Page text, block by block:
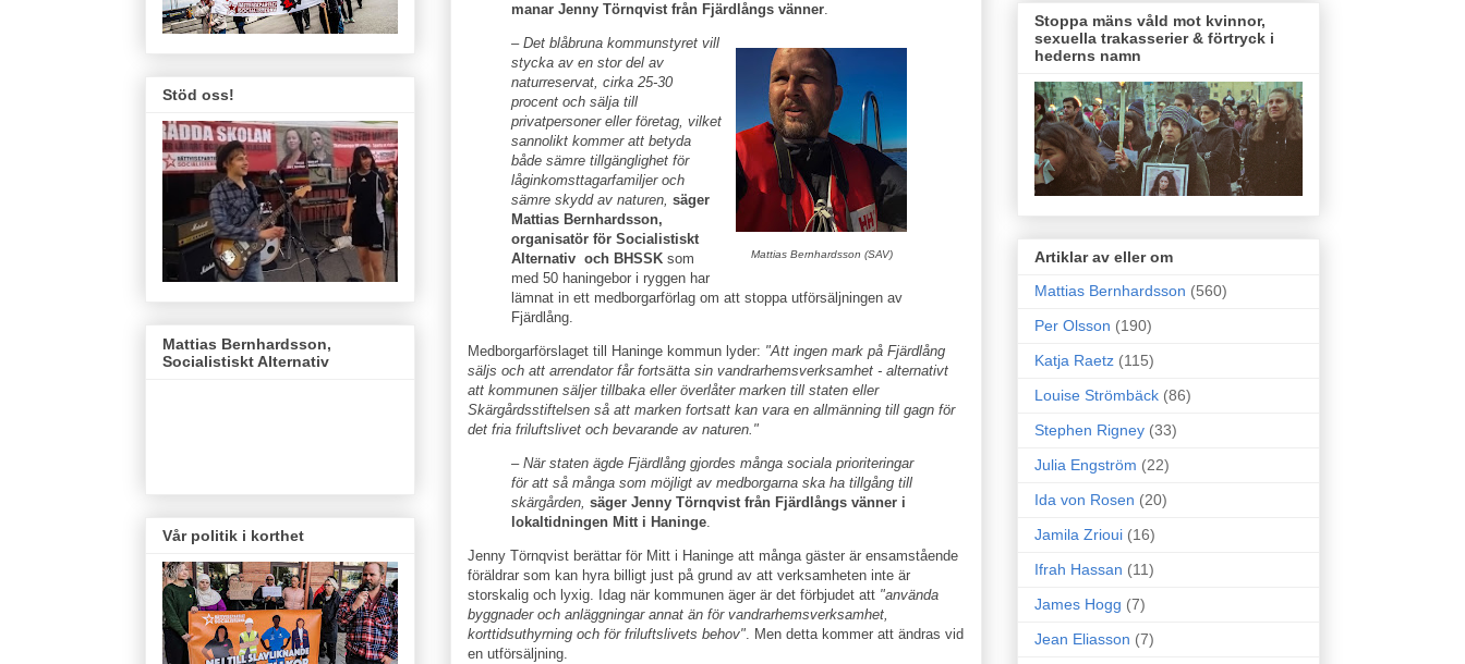
manar Jenny Törnqvist från Fjärdlångs vänner.
Mattias Bernhardsson (SAV)
– Det blåbruna kommunstyret vill
stycka av en stor del av
naturreservat, cirka 25-30
procent och sälja till
privatpersoner eller företag, vilket
sannolikt kommer att betyda
både sämre tillgänglighet för
låginkomsttagarfamiljer och
sämre skydd av naturen, säger
Mattias Bernhardsson,
organisatör för Socialistiskt
Alternativ och BHSSK som
med 50 haningebor i ryggen har
lämnat in ett medborgarförlag om att stoppa utförsäljningen av
Fjärdlång.
Medborgarförslaget till Haninge kommun lyder: "Att ingen mark på Fjärdlång
säljs och att arrendator får fortsätta sin vandrarhemsverksamhet - alternativt
att kommunen säljer tillbaka eller överlåter marken till staten eller
Skärgårdsstiftelsen så att marken fortsatt kan vara en allmänning till gagn för
det fria friluftslivet och bevarande av naturen."
– När staten ägde Fjärdlång gjordes många sociala prioriteringar
för att så många som möjligt av medborgarna ska ha tillgång till
skärgården, säger Jenny Törnqvist från Fjärdlångs vänner i
lokaltidningen Mitt i Haninge.
Jenny Törnqvist berättar för Mitt i Haninge att många gäster är ensamstående
föräldrar som kan hyra billigt just på grund av att verksamheten inte är
storskalig och lyxig. Idag när kommunen äger är det förbjudet att "använda
byggnader och anläggningar annat än för vandrarhemsverksamhet,
korttidsuthyrning och för friluftslivets behov". Men detta kommer att ändras vid
en utförsäljning.
Stöd oss!
Mattias Bernhardsson,
Socialistiskt Alternativ
Vår politik i korthet
Stoppa mäns våld mot kvinnor,
sexuella trakasserier & förtryck i
hederns namn
Artiklar av eller om
Mattias Bernhardsson (560)
Per Olsson (190)
Katja Raetz (115)
Louise Strömbäck (86)
Stephen Rigney (33)
Julia Engström (22)
Ida von Rosen (20)
Jamila Zrioui (16)
Ifrah Hassan (11)
James Hogg (7)
Jean Eliasson (7)